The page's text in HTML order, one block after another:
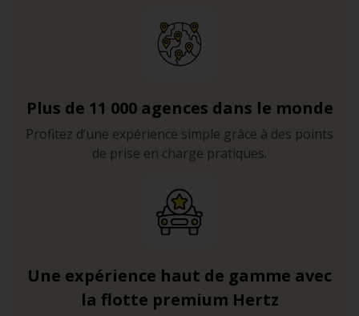
Plus de 11 000 agences dans le monde
Profitez d’une expérience simple grâce à des points
de prise en charge pratiques.
Une expérience haut de gamme avec
la flotte premium Hertz